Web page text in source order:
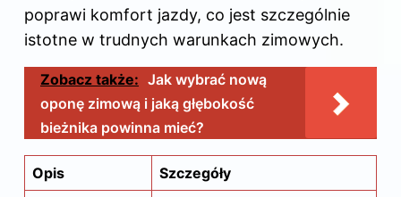
poprawi komfort jazdy, co jest szczególnie
istotne w trudnych warunkach zimowych.
Zobacz także: Jak wybrać nową
oponę zimową i jaką głębokość
bieżnika powinna mieć?
Opis
Szczegóły